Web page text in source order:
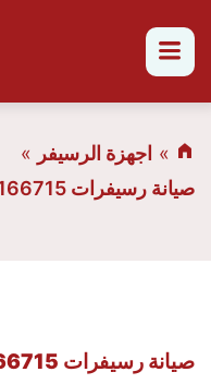
اجهزة الرسيفر
صيانة رسيفرات 66166715 بأحدث الاجهزة المتطورة
صيانة رسيفرات 66166715 بأحدث الاجهزة المتطورة